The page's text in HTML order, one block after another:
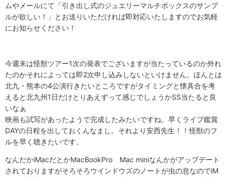
ムやメールにて「引き出し式のジュエリーマルチボックスのサンプ
ルが欲しい！」とお送りいただければ即対応いたしますのでお気軽
にお知らせください！
今週末は怪獣ツアー1次の発表でございますが当たっているのか外れ
たのかそれによっては即2次申し込みしないといけません。ほんとは
北九・熊本の4公演行きたいところですがタイミングと懐具合を考
えると北九州1日だけとりあえずって感じでしょうかSS当たると良
いなぁ
映画も試写があったようで完成したみたいですね。早くライブ鑑賞
DAYの日程を出しておくんなまし。それより安西先生！！怪獣のフ
ルを早く聴きたいです。
なんだかiMacだとかMacBookPro Mac miniなんかがアップデート
されておりますがそろそろウインドウズのノートが虫の息なのでiM